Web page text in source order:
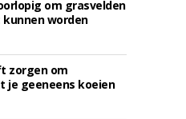
om grasvelden
worden
zorgen om
je geeneens koeien